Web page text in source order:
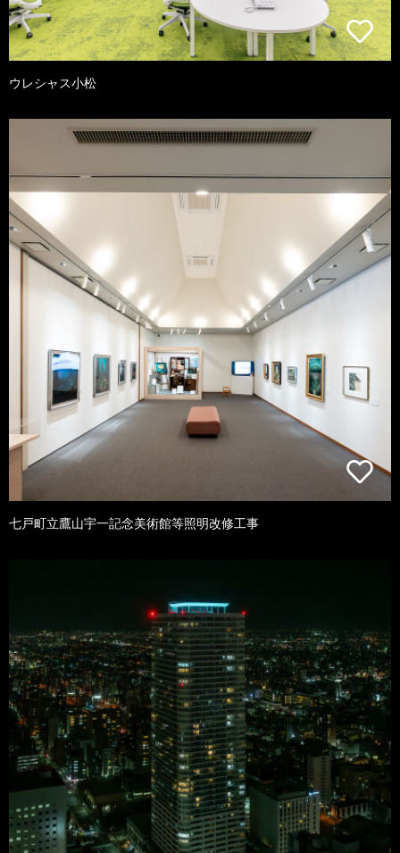
ウレシャス小松
七戸町立鷹山宇一記念美術館等照明改修工事